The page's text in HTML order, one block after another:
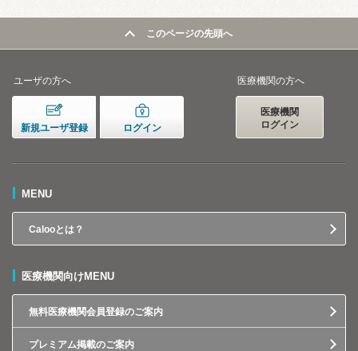
このページの先頭へ
ユーザの方へ
新規ユーザ登録 ログイン
医療機関の方へ
医療機関
ログイン
MENU
Calooとは？
医療機関向けMENU
無料医療機関会員登録のご案内
プレミアム掲載のご案内